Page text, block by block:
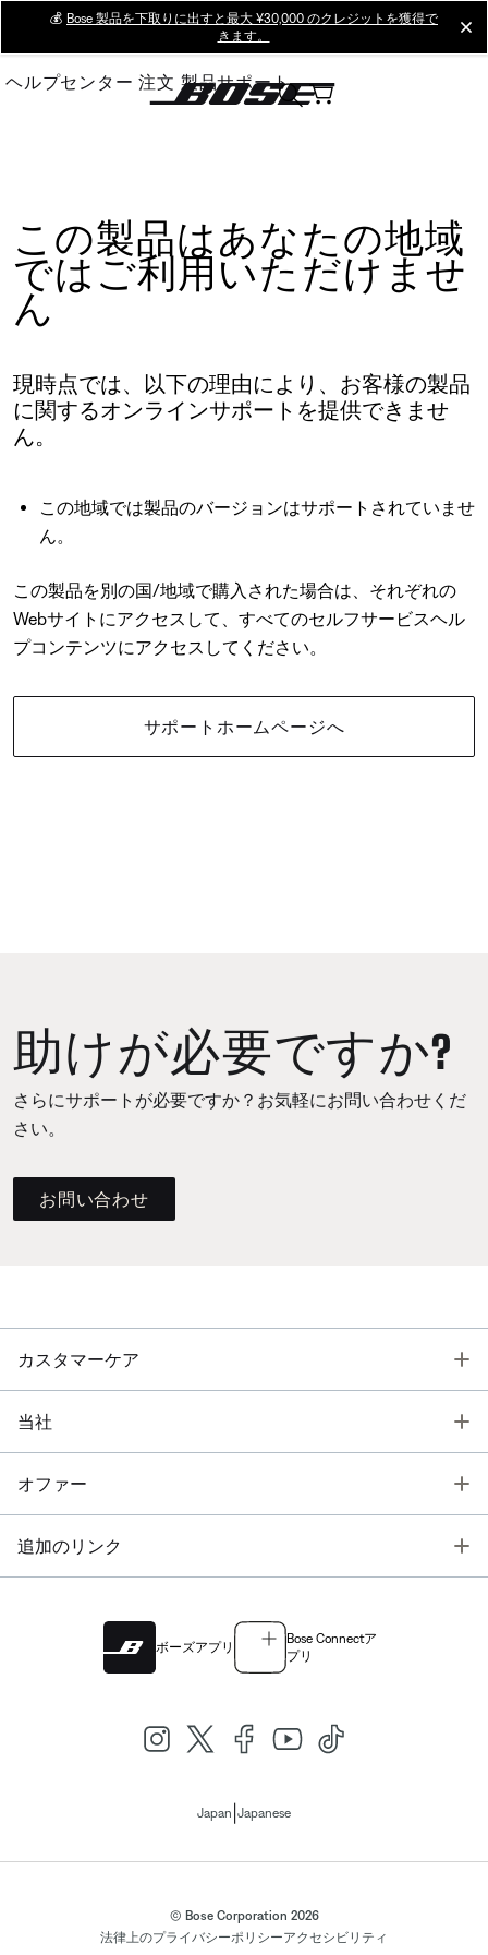
Main
💰 Bose 製品を下取りに出すと最大 ¥30,000 のクレジットを獲得で
きます。
ヘルプセンター 注文 製品サポート
この製品はあなたの地域
ではご利用いただけませ
ん
現時点では、以下の理由により、お客様の製品
に関するオンラインサポートを提供できませ
ん。
この地域では製品のバージョンはサポートされていませ
ん。
この製品を別の国/地域で購入された場合は、それぞれの
Webサイトにアクセスして、すべてのセルフサービスヘル
プコンテンツにアクセスしてください。
サポートホームページへ
助けが必要ですか?
さらにサポートが必要ですか？お気軽にお問い合わせくだ
さい。
お問い合わせ
カスタマーケア
当社
オファー
追加のリンク
ボーズアプリ
Bose Connectア
プリ
Japan Japanese
© Bose Corporation 2026
法律上のプライバシーポリシーアクセシビリティ